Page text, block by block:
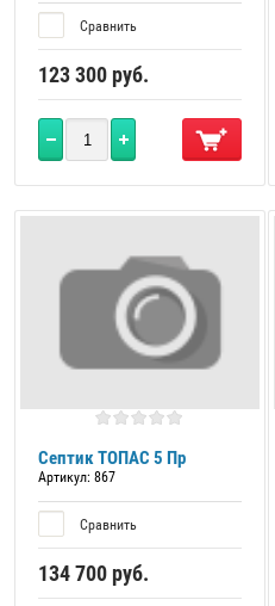
Сравнить
123 300 руб.
Септик ТОПАС 5 Пр
Артикул: 867
Сравнить
134 700 руб.